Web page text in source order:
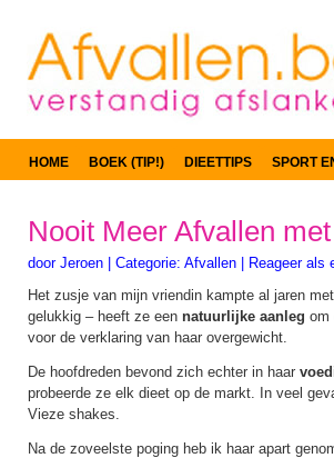
HOME BOEK (TIP!) DIEETTIPS SPORT
Nooit Meer Afvallen
door Jeroen Categorie: Afvallen
Reageer als
Het zusje van mijn vriendin kampte al jaren met
gelukkig – heeft ze een natuurlijke aanleg om
voor de verklaring van haar overgewicht.
De hoofdreden bevond zich echter in haar
probeerde ze elk dieet op de markt. In veel
Vieze shakes.
Na de zoveelste poging heb ik haar apart